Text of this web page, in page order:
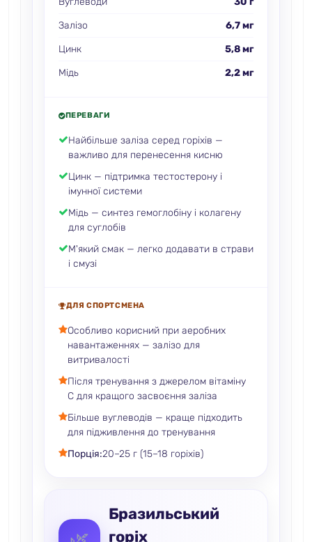
Залізо
6,7 мг
Цинк
5,8 мг
Мідь
2,2 мг
ПЕРЕВАГИ
Найбільше заліза серед горіхів —
важливо для перенесення кисню
Цинк — підтримка тестостерону і
імунної системи
Мідь — синтез гемоглобіну і колагену
для суглобів
М'який смак — легко додавати в страви
і смузі
ДЛЯ СПОРТСМЕНА
Особливо корисний при аеробних
навантаженнях — залізо для
витривалості
Після тренування з джерелом вітаміну
C для кращого засвоєння заліза
Більше вуглеводів — краще підходить
для підживлення до тренування
Порція:20–25 г (15–18 горіхів)
Бразильський
горіх